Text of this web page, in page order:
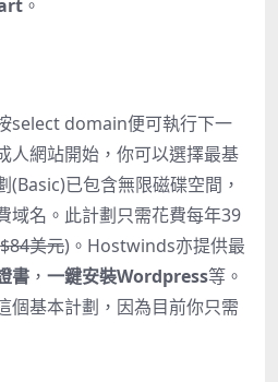
。
select domain便可執行下一
人網站開始，你可以選擇最基
(Basic)已包含無限磁碟空間，
域名。此計劃只需花費每年39
$84美元)。Hostwinds亦提供最
書 ， 一鍵安裝Wordpress等。
個基本計劃，因為目前你只需